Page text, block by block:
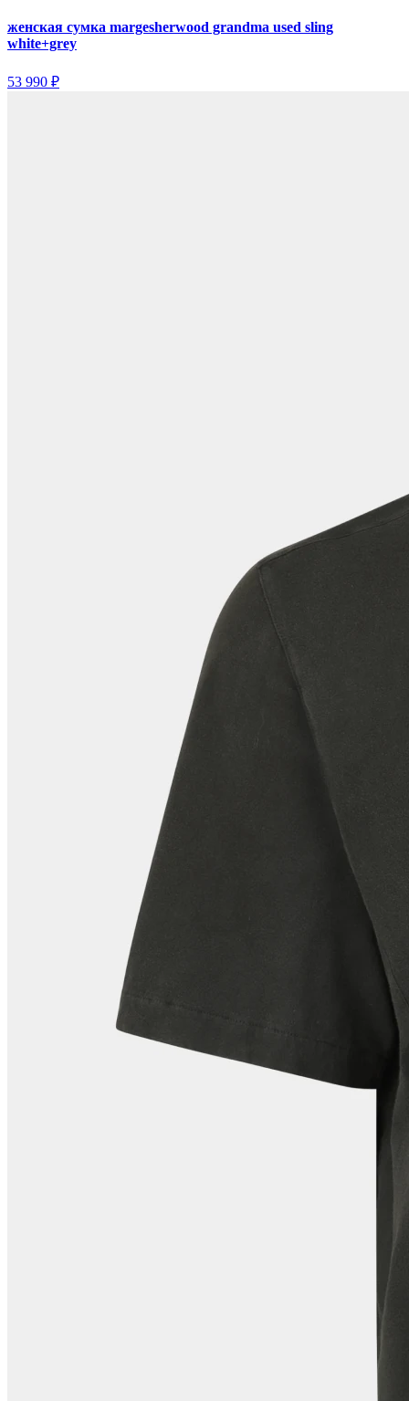
женская сумка margesherwood grandma used sling
white+grey
53 990 ₽